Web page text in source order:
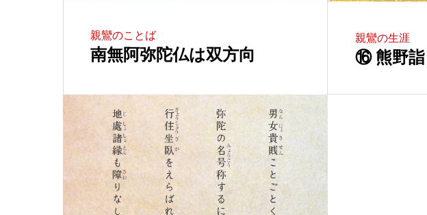
親鸞のことば
南無阿弥陀仏は双方向
親鸞の生涯
⑯ 熊野詣